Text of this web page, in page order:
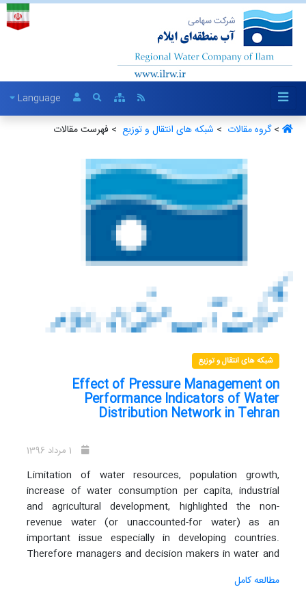
Language
>گروه مقالات ‏ > شبکه های انتقال و توزیع ‏ > فهرست مقالات
شبکه های انتقال و توزیع
Effect of Pressure Management on
Performance Indicators of Water
Distribution Network in Tehran
Limitation of water resources, population growth,
increase of water consumption per capita, industrial
and agricultural development, highlighted the non-
revenue water (or unaccounted-for water) as an
important issue especially in developing countries.
Therefore managers and decision makers in water and
issue in their plans. Pressure management is one of the
مطالعه کامل